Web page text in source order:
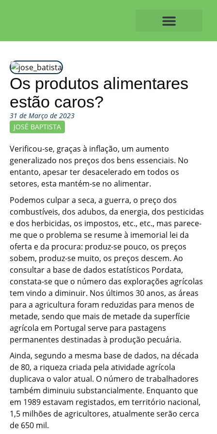
Os produtos alimentares
estão caros?
31 de Março de 2023
JOSÉ BAPTISTA
Verificou-se, graças à inflação, um aumento
generalizado nos preços dos bens essenciais. No
entanto, apesar ter desacelerado em todos os
setores, esta mantém-se no alimentar.
Podemos culpar a seca, a guerra, o preço dos
combustíveis, dos adubos, da energia, dos pesticidas
e dos herbicidas, os impostos, etc., etc., mas parece-
me que o problema se resume à imemorial lei da
oferta e da procura: produz-se pouco, os preços
sobem, produz-se muito, os preços descem. Ao
consultar a base de dados estatísticos Pordata,
constata-se que o número das explorações agrícolas
tem vindo a diminuir. Nos últimos 30 anos, as áreas
para a agricultura foram reduzidas para menos de
metade, sendo que mais de metade da superfície
agrícola em Portugal serve para pastagens
permanentes destinadas à produção pecuária.
Ainda, segundo a mesma base de dados, na década
de 80, a riqueza criada pela atividade agrícola
duplicava o valor atual. O número de trabalhadores
também diminuiu substancialmente. Enquanto que
em 1989 estavam registados, em território nacional,
1,5 milhões de agricultores, atualmente serão cerca
de 650 mil.